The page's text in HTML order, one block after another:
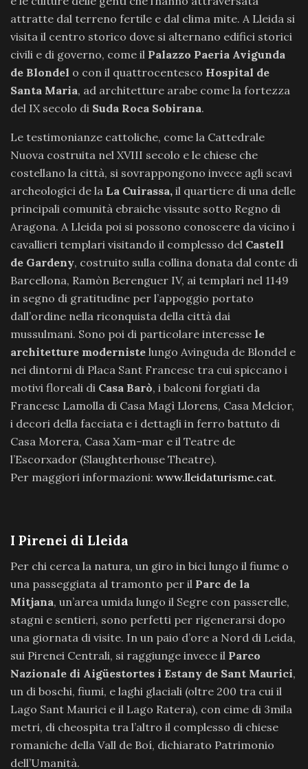
attratte dal terreno fertile e dal clima mite. A Lleida si
visita il centro storico dove si alternano edifici storici
civili e di governo, come il Palazzo Paeria Avigunda
de Blondel o con il quattrocentesco Hospital de
Santa Maria, ad architetture arabe come la fortezza
del IX secolo di Suda Roca Sobirana.
Le testimonianze cattoliche, come la Cattedrale
Nuova costruita nel XVIII secolo e le chiese che
costellano la città, si sovrappongono invece agli scavi
archeologici de la La Cuirassa, il quartiere di una delle
principali comunità ebraiche vissute sotto Regno di
Aragona. A Lleida poi si possono conoscere da vicino i
cavallieri templari visitando il complesso del Castell
de Gardeny, costruito sulla collina donata dal conte di
Barcellona, Ramòn Berenguer IV, ai templari nel 1149
in segno di gratitudine per l’appoggio portato
dall’ordine nella riconquista della città dai
mussulmani. Sono poi di particolare interesse le
architetture moderniste lungo Avinguda de Blondel e
nei dintorni di Placa Sant Francesc tra cui spiccano i
motivi floreali di Casa Barò, i balconi forgiati da
Francesc Lamolla di Casa Magì Llorens, Casa Melcior,
i decori della facciata e i dettagli in ferro battuto di
Casa Morera, Casa Xam-mar e il Teatre de
l’Escorxador (Slaughterhouse Theatre).
Per maggiori informazioni: www.lleidaturisme.cat.
I Pirenei di Lleida
Per chi cerca la natura, un giro in bici lungo il fiume o
una passeggiata al tramonto per il Parc de la
Mitjana, un’area umida lungo il Segre con passerelle,
stagni e sentieri, sono perfetti per rigenerarsi dopo
una giornata di visite. In un paio d’ore a Nord di Leida,
sui Pirenei Centrali, si raggiunge invece il Parco
Nazionale di Aigüestortes i Estany de Sant Maurici,
un di boschi, fiumi, e laghi glaciali (oltre 200 tra cui il
Lago Sant Maurici e il Lago Ratera), con cime di 3mila
metri, di cheospita tra l’altro il complesso di chiese
romaniche della Vall de Boí, dichiarato Patrimonio
dell’Umanità.